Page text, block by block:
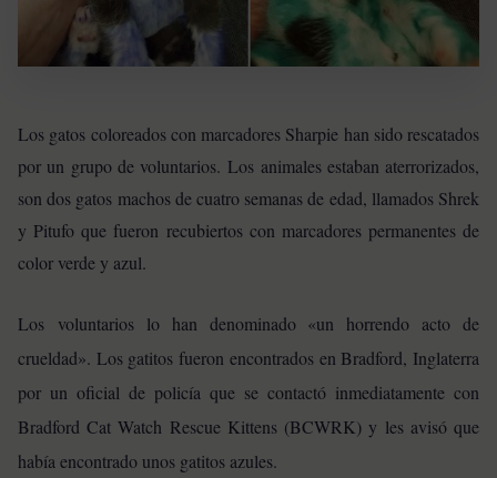
Los gatos coloreados con marcadores Sharpie han sido rescatados
por un grupo de voluntarios. Los animales estaban aterrorizados,
son dos gatos machos de cuatro semanas de edad, llamados Shrek
y Pitufo que fueron recubiertos con marcadores permanentes de
color verde y azul.
Los voluntarios lo han denominado «un horrendo acto de
crueldad». Los gatitos fueron encontrados en Bradford, Inglaterra
por un oficial de policía que se contactó inmediatamente con
Bradford Cat Watch Rescue Kittens (BCWRK) y les avisó que
había encontrado unos gatitos azules.